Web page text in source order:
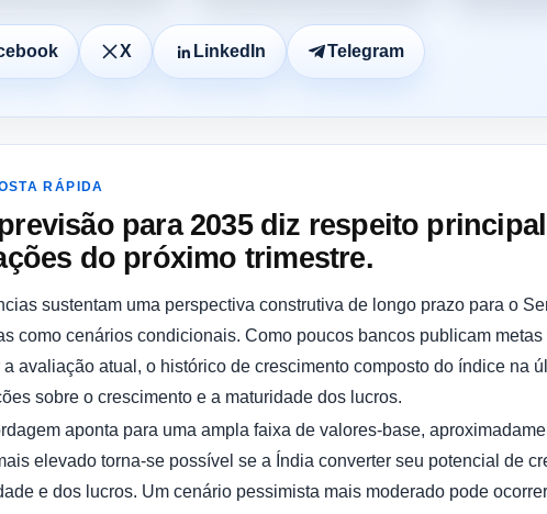
X LinkedIn Telegram
RÁPIDA
para 2035 diz respeito
do próximo trimestre.
sustentam uma perspectiva construtiva de longo prazo para o
como cenários condicionais. Como poucos bancos publicam
avaliação atual, o histórico de crescimento composto do índice na
sobre o crescimento e a maturidade dos lucros.
aponta para uma ampla faixa de valores-base,
elevado torna-se possível se a Índia converter seu potencial de
e dos lucros. Um cenário pessimista mais moderado pode